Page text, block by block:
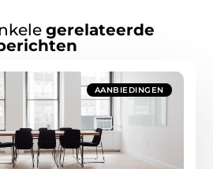
gerelateerde
AANBIEDINGEN